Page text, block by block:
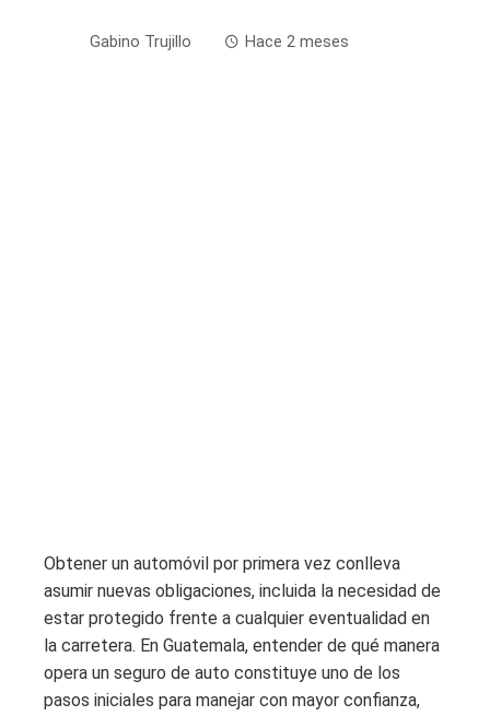
Gabino Trujillo Hace 2 meses
Obtener un automóvil por primera vez conlleva
asumir nuevas obligaciones, incluida la necesidad de
estar protegido frente a cualquier eventualidad en
la carretera. En Guatemala, entender de qué manera
opera un seguro de auto constituye uno de los
pasos iniciales para manejar con mayor confianza,